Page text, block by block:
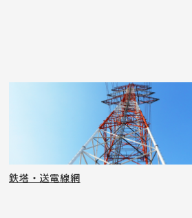
鉄塔・送電線網